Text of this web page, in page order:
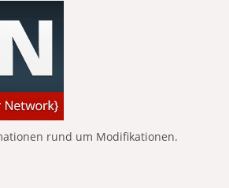
rund um Modifikationen.